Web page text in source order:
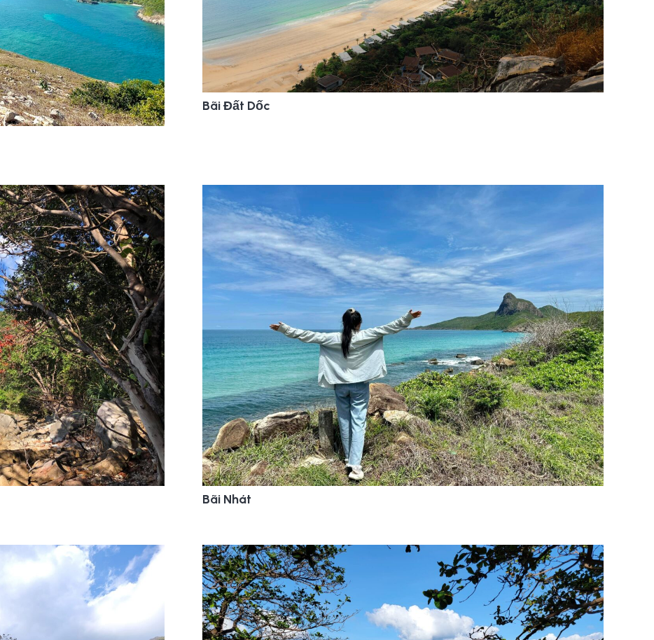
Bãi Đất Dốc
Bãi Nhát